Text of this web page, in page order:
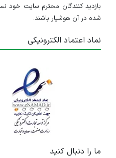
بازدید کنندگان محترم سایت
شده در آن هوشیار باشند.
نماد اعتماد الکترونیکی
ما را دنبال کنید